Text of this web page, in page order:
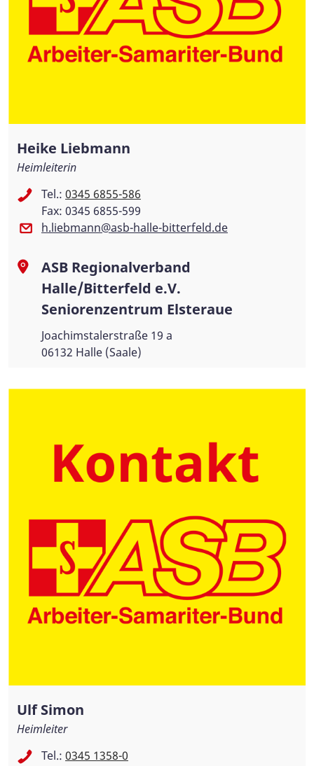
Heike Liebmann
Heimleiterin
Tel.: 0345 6855-586
Fax: 0345 6855-599
h.liebmann@asb-halle-bitterfeld.de
ASB Regionalverband
Halle/Bitterfeld e.V.
Seniorenzentrum Elsteraue
Joachimstalerstraße 19 a
06132 Halle (Saale)
Ulf Simon
Heimleiter
Tel.: 0345 1358-0